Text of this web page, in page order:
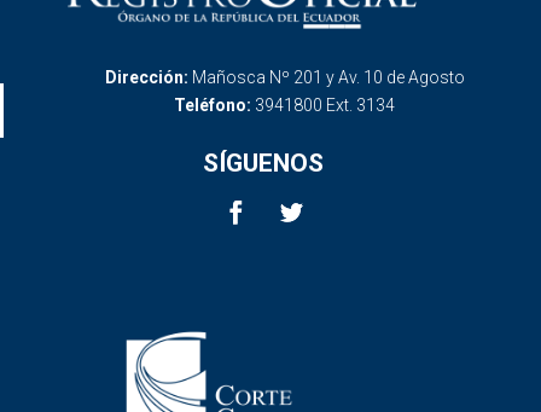
Dirección: Mañosca Nº 201 y Av. 10 de Agosto
Teléfono: 3941800 Ext. 3134
SÍGUENOS